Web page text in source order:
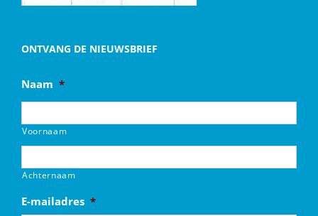
ONTVANG DE NIEUWSBRIEF
Naam *
Voornaam
Achternaam
E-mailadres *